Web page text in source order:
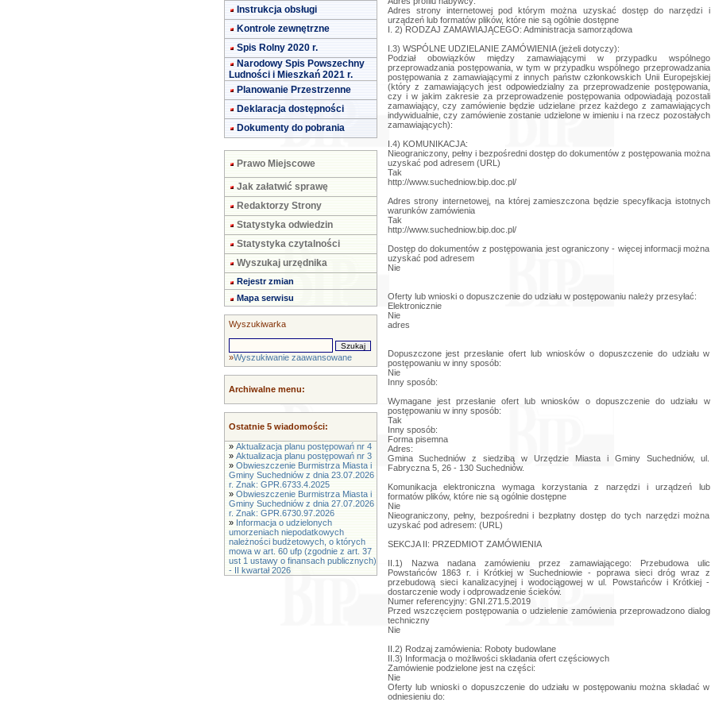
Instrukcja obsługi
Kontrole zewnętrzne
Spis Rolny 2020 r.
Narodowy Spis Powszechny
Ludności i Mieszkań 2021 r.
Planowanie Przestrzenne
Deklaracja dostępności
Dokumenty do pobrania
Prawo Miejscowe
Jak załatwić sprawę
Redaktorzy Strony
Statystyka odwiedzin
Statystyka czytalności
Wyszukaj urzędnika
Rejestr zmian
Mapa serwisu
Wyszukiwarka
»Wyszukiwanie zaawansowane
Archiwalne menu:
Ostatnie 5 wiadomości:
» Aktualizacja planu postępowań nr 4
» Aktualizacja planu postępowań nr 3
» Obwieszczenie Burmistrza Miasta i
Gminy Suchedniów z dnia 23.07.2026
r. Znak: GPR.6733.4.2025
» Obwieszczenie Burmistrza Miasta i
Gminy Suchedniów z dnia 27.07.2026
r. Znak: GPR.6730.97.2026
» Informacja o udzielonych
umorzeniach niepodatkowych
należności budżetowych, o których
mowa w art. 60 ufp (zgodnie z art. 37
ust 1 ustawy o finansach publicznych)
- II kwartał 2026
Adres strony internetowej pod którym można uzyskać dostęp do narzędzi i
urządzeń lub formatów plików, które nie są ogólnie dostępne
I. 2) RODZAJ ZAMAWIAJĄCEGO: Administracja samorządowa
I.3) WSPÓLNE UDZIELANIE ZAMÓWIENIA (jeżeli dotyczy):
Podział obowiązków między zamawiającymi w przypadku wspólnego
przeprowadzania postępowania, w tym w przypadku wspólnego przeprowadzania
postępowania z zamawiającymi z innych państw członkowskich Unii Europejskiej
(który z zamawiających jest odpowiedzialny za przeprowadzenie postępowania,
czy i w jakim zakresie za przeprowadzenie postępowania odpowiadają pozostali
zamawiający, czy zamówienie będzie udzielane przez każdego z zamawiających
indywidualnie, czy zamówienie zostanie udzielone w imieniu i na rzecz pozostałych
zamawiających):
I.4) KOMUNIKACJA:
Nieograniczony, pełny i bezpośredni dostęp do dokumentów z postępowania można
uzyskać pod adresem (URL)
Tak
http://www.suchedniow.bip.doc.pl/
Adres strony internetowej, na której zamieszczona będzie specyfikacja istotnych
warunków zamówienia
Tak
http://www.suchedniow.bip.doc.pl/
Dostęp do dokumentów z postępowania jest ograniczony - więcej informacji można
uzyskać pod adresem
Nie
Oferty lub wnioski o dopuszczenie do udziału w postępowaniu należy przesyłać:
Elektronicznie
Nie
adres
Dopuszczone jest przesłanie ofert lub wniosków o dopuszczenie do udziału w
postępowaniu w inny sposób:
Nie
Inny sposób:
Wymagane jest przesłanie ofert lub wniosków o dopuszczenie do udziału w
postępowaniu w inny sposób:
Tak
Inny sposób:
Forma pisemna
Adres:
Gmina Suchedniów z siedzibą w Urzędzie Miasta i Gminy Suchedniów, ul.
Fabryczna 5, 26 - 130 Suchedniów.
Komunikacja elektroniczna wymaga korzystania z narzędzi i urządzeń lub
formatów plików, które nie są ogólnie dostępne
Nie
Nieograniczony, pełny, bezpośredni i bezpłatny dostęp do tych narzędzi można
uzyskać pod adresem: (URL)
SEKCJA II: PRZEDMIOT ZAMÓWIENIA
II.1) Nazwa nadana zamówieniu przez zamawiającego: Przebudowa ulic
Powstańców 1863 r. i Krótkiej w Suchedniowie - poprawa sieci dróg wraz z
przebudową sieci kanalizacyjnej i wodociągowej w ul. Powstańców i Krótkiej -
dostarczenie wody i odprowadzenie ścieków.
Numer referencyjny: GNI.271.5.2019
Przed wszczęciem postępowania o udzielenie zamówienia przeprowadzono dialog
techniczny
Nie
II.2) Rodzaj zamówienia: Roboty budowlane
II.3) Informacja o możliwości składania ofert częściowych
Zamówienie podzielone jest na części:
Nie
Oferty lub wnioski o dopuszczenie do udziału w postępowaniu można składać w
odniesieniu do: